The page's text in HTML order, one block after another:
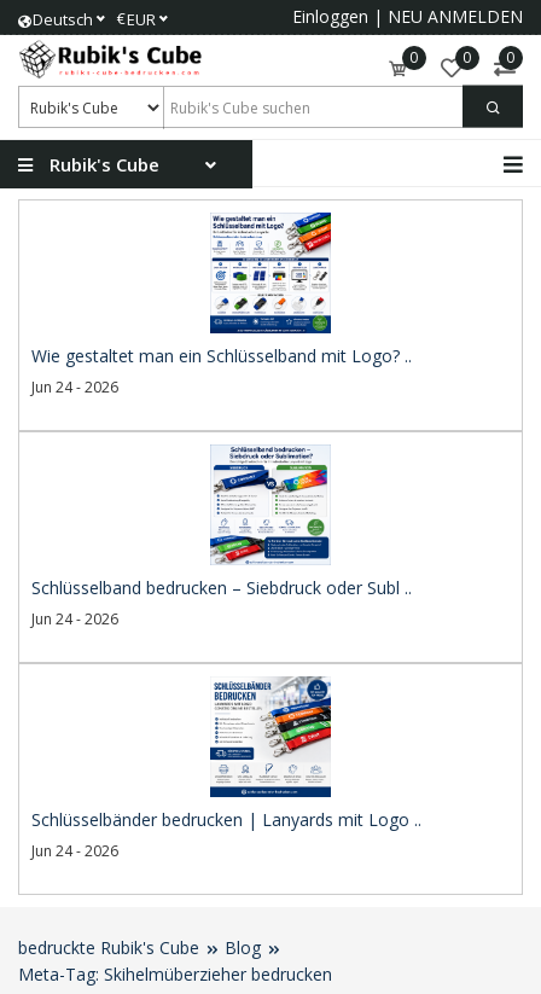
Deutsch €EUR Einloggen | NEU ANMELDEN
0 0 0
Rubik's Cube
Wie gestaltet man ein Schlüsselband mit Logo? ..
Jun 24 - 2026
Schlüsselband bedrucken – Siebdruck oder Subl ..
Jun 24 - 2026
Schlüsselbänder bedrucken | Lanyards mit Logo ..
Jun 24 - 2026
bedruckte Rubik's Cube
Blog
Meta-Tag: Skihelmüberzieher bedrucken